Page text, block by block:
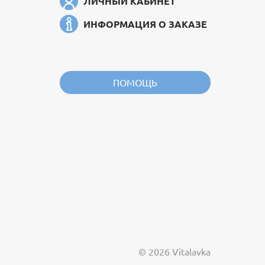
ИНФОРМАЦИЯ О ЗАКАЗЕ
ПОМОЩЬ
© 2026 Vitalavka